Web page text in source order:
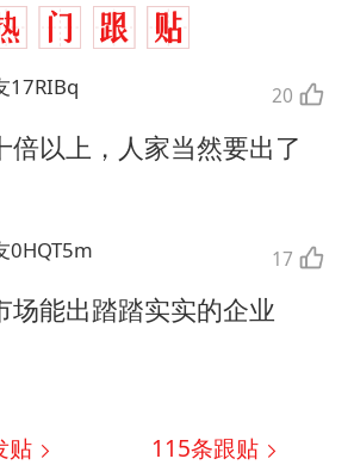
17RIBq 20
倍以上，人家当然要出了
0HQT5m 17
场能出踏踏实实的企业
贴 115条跟贴